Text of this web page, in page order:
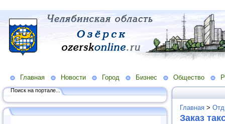
Главная Новости Город Бизнес Общество
Поиск на портале...
Главная >
Заказ